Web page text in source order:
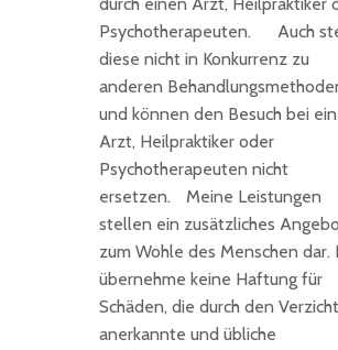
Psychotherapeuten. Auch
diese nicht in Konkurrenz zu
anderen
und können den Besuch bei
Arzt, Heilpraktiker oder
Psychotherapeuten nicht
ersetzen. Meine Leistungen
stellen ein zusätzliches
zum Wohle des Menschen dar.
übernehme keine Haftung für
Schäden, die durch den
anerkannte und übliche